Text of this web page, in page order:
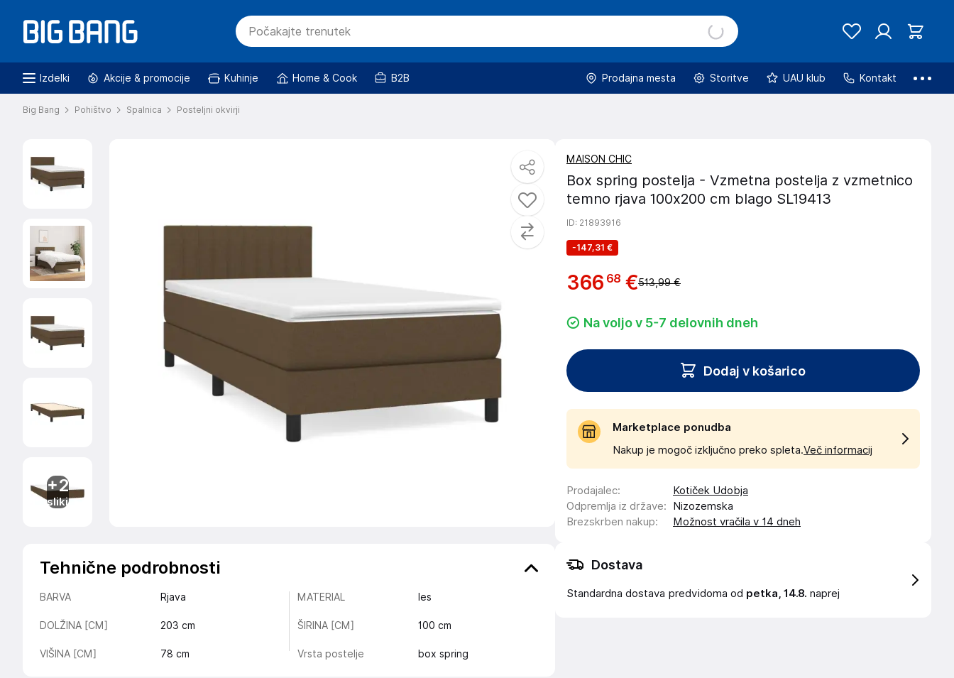
Izdelki Akcije & promocije Kuhinje Home & Cook B2B Prodajna mesta Storitve UAU klub Kontakt
Big Bang Pohištvo Spalnica Posteljni okvirji
+2
sliki
Tehnične podrobnosti
BARVA Rjava MATERIAL les
DOLŽINA [CM] 203 cm ŠIRINA [CM] 100 cm
VIŠINA [CM] 78 cm Vrsta postelje box spring
MAISON CHIC
Box spring postelja - Vzmetna postelja z vzmetnico
temno rjava 100x200 cm blago SL19413
ID: 21893916
-147,31 €
366 68 €513,99 €
Na voljo v 5-7 delovnih dneh
Dodaj v košarico
Marketplace ponudba
Nakup je mogoč izključno preko spleta.Več informacij
Prodajalec:
Kotiček Udobja
Odpremlja iz države:
Nizozemska
Brezskrben nakup: Možnost vračila v 14 dneh
Dostava
Standardna dostava predvidoma od petka, 14.8. naprej